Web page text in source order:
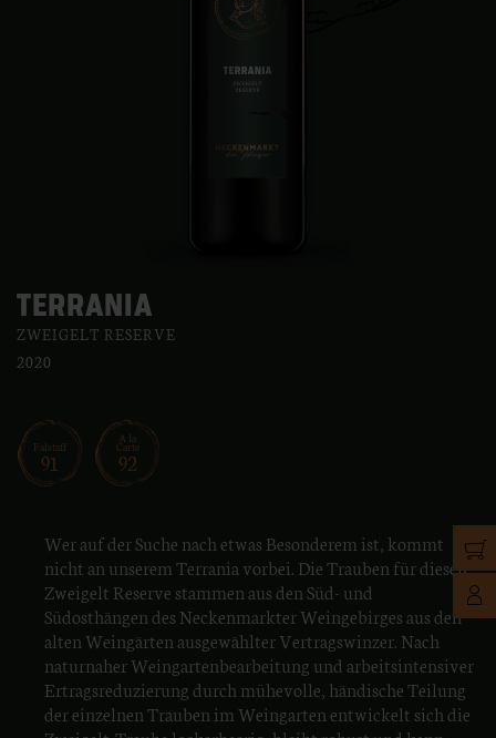
TERRANIA
ZWEIGELT RESERVE
2020
Falstaff
91
A la
Carte
92
Wer auf der Suche nach etwas Besonderem ist, kommt
nicht an unserem Terrania vorbei. Die Trauben für diesen
Zweigelt Reserve stammen aus den Süd- und
Südosthängen des Neckenmarkter Weingebirges aus den
alten Weingärten ausgewählter Vertragswinzer. Nach
naturnaher Weingartenbearbeitung und arbeitsintensiver
Ertragsreduzierung durch mühevolle, händische Teilung
der einzelnen Trauben im Weingarten entwickelt sich die